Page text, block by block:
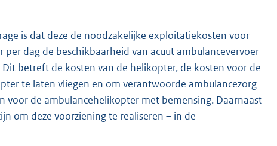
is dat deze de noodzakelijke exploitatiekosten voor
dag de beschikbaarheid van acuut ambulancevervoer
betreft de kosten van de helikopter, de kosten voor de
te laten vliegen en om verantwoorde ambulancezorg
voor de ambulancehelikopter met bemensing. Daarnaast
om deze voorziening te realiseren – in de